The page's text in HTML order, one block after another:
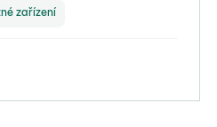
zařízení